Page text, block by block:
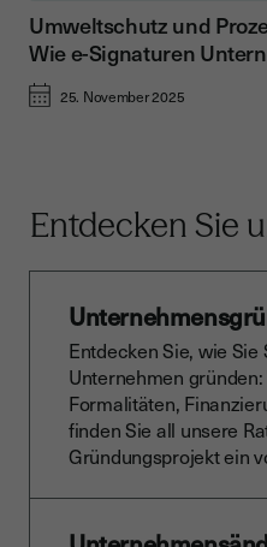
Umweltschutz und
Wie e-Signaturen
25. November 2025
Entdecken Sie
Entdecken Sie, wie
Unternehmen
Formalitäten,
finden Sie all unsere
Gründungsprojekt ein